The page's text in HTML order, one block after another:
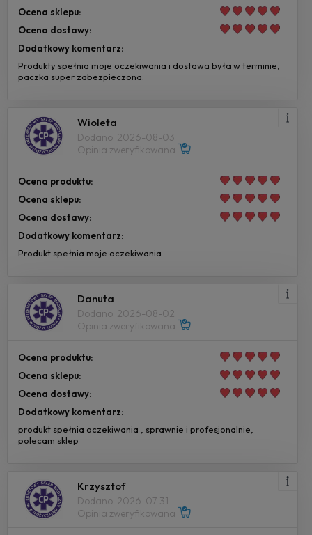
Ocena sklepu:
Ocena dostawy:
Dodatkowy komentarz:
Produkty spełnia moje oczekiwania i dostawa była w terminie,
paczka super zabezpieczona.
Wioleta
Dodano: 2026-08-03
Opinia zweryfikowana
Ocena produktu:
Ocena sklepu:
Ocena dostawy:
Dodatkowy komentarz:
Produkt spełnia moje oczekiwania
Danuta
Dodano: 2026-08-02
Opinia zweryfikowana
Ocena produktu:
Ocena sklepu:
Ocena dostawy:
Dodatkowy komentarz:
produkt spełnia oczekiwania , sprawnie i profesjonalnie,
polecam sklep
Krzysztof
Dodano: 2026-07-31
Opinia zweryfikowana